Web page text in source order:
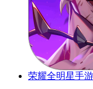
荣耀全明星手